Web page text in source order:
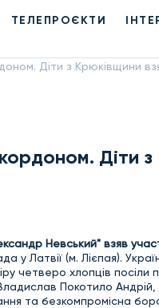
ТЕЛЕПРОЄКТИ
Діти з Крюківщини
Діти
Невський" взяв
у Латвії (м. Лієпая).
четверо хлопців посіли
Покотило
та безкомпромісна